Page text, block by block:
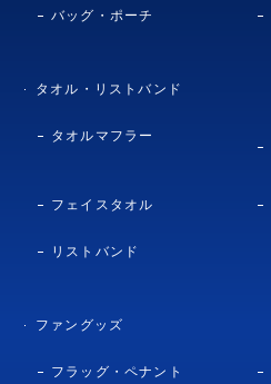
バッグ・ポーチ
タオル・リストバンド
タオルマフラー
フェイスタオル
リストバンド
ファングッズ
フラッグ・ペナント